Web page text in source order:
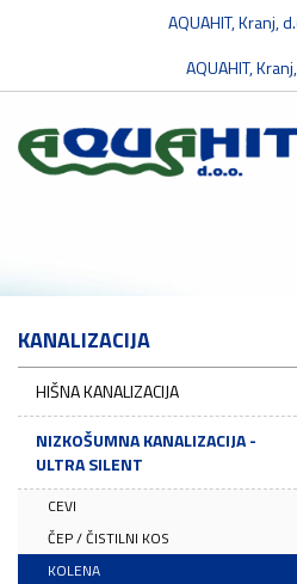
AQUAHIT, Kranj,
AQUAHIT,
KANALIZACIJA
HIŠNA KANALIZACIJA
NIZKOŠUMNA KANALIZACIJA -
ULTRA SILENT
CEVI
ČEP / ČISTILNI KOS
KOLENA